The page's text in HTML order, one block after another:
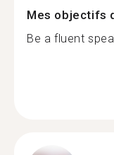
Mes objectifs
Be a fluent